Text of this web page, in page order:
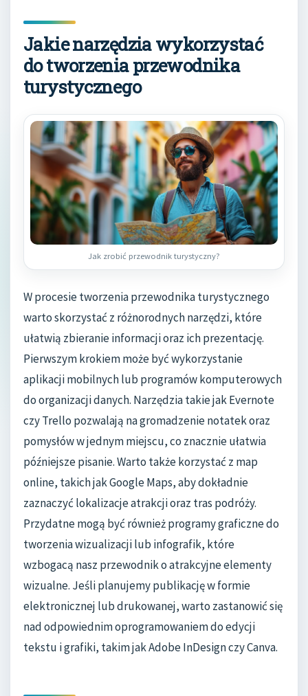
Jakie narzędzia wykorzystać
do tworzenia przewodnika
turystycznego
Jak zrobić przewodnik turystyczny?
W procesie tworzenia przewodnika turystycznego
warto skorzystać z różnorodnych narzędzi, które
ułatwią zbieranie informacji oraz ich prezentację.
Pierwszym krokiem może być wykorzystanie
aplikacji mobilnych lub programów komputerowych
do organizacji danych. Narzędzia takie jak Evernote
czy Trello pozwalają na gromadzenie notatek oraz
pomysłów w jednym miejscu, co znacznie ułatwia
późniejsze pisanie. Warto także korzystać z map
online, takich jak Google Maps, aby dokładnie
zaznaczyć lokalizacje atrakcji oraz tras podróży.
Przydatne mogą być również programy graficzne do
tworzenia wizualizacji lub infografik, które
wzbogacą nasz przewodnik o atrakcyjne elementy
wizualne. Jeśli planujemy publikację w formie
elektronicznej lub drukowanej, warto zastanowić się
nad odpowiednim oprogramowaniem do edycji
tekstu i grafiki, takim jak Adobe InDesign czy Canva.